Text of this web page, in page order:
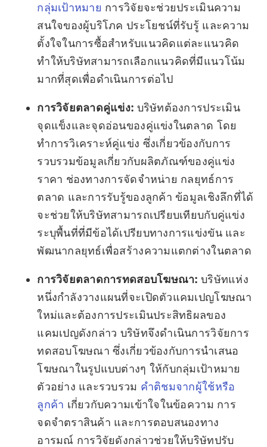
กลุ่มเป้าหมาย การวิจัยจะช่วยประเมินความ
สนใจของผู้บริโภค ประโยชน์ที่รับรู้ และความ
ตั้งใจในการซื้อสำหรับแนวคิดแต่ละแนวคิด
ทำให้บริษัทสามารถเลือกแนวคิดที่มีแนวโน้ม
มากที่สุดเพื่อดำเนินการต่อไป
การวิจัยตลาดคู่แข่ง: บริษัทต้องการประเมิน
จุดแข็งและจุดอ่อนของคู่แข่งในตลาด โดย
ทำการวิเคราะห์คู่แข่ง ซึ่งเกี่ยวข้องกับการ
รวบรวมข้อมูลเกี่ยวกับผลิตภัณฑ์ของคู่แข่ง
ราคา ช่องทางการจัดจำหน่าย กลยุทธ์การ
ตลาด และการรับรู้ของลูกค้า ข้อมูลเชิงลึกที่ได้
จะช่วยให้บริษัทสามารถเปรียบเทียบกับคู่แข่ง
ระบุพื้นที่ที่มีข้อได้เปรียบทางการแข่งขัน และ
พัฒนากลยุทธ์เพื่อสร้างความแตกต่างในตลาด
การวิจัยตลาดการทดสอบโฆษณา: บริษัทแห่ง
หนึ่งกำลังวางแผนที่จะเปิดตัวแคมเปญโฆษณา
ใหม่และต้องการประเมินประสิทธิผลของ
แคมเปญดังกล่าว บริษัทจึงดำเนินการวิจัยการ
ทดสอบโฆษณา ซึ่งเกี่ยวข้องกับการนำเสนอ
โฆษณาในรูปแบบต่างๆ ให้กับกลุ่มเป้าหมาย
ตัวอย่าง และรวบรวม คำติชมจากผู้ใช้หรือ
ลูกค้า เกี่ยวกับความเข้าใจในข้อความ การ
จดจำตราสินค้า และการตอบสนองทาง
อารมณ์ การวิจัยดังกล่าวช่วยให้บริษัทปรับ